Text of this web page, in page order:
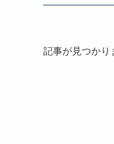
記事が見つかり